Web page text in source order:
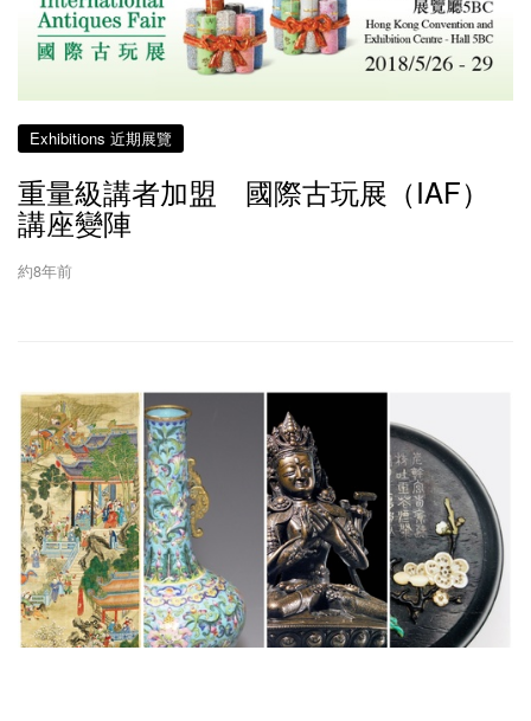
Exhibitions 近期展覽
重量級講者加盟 國際古玩展（IAF）
講座變陣
約8年前